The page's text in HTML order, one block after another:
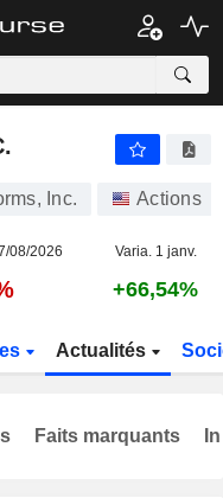
Inc. Actions
08/2026 Varia. 1 janv.
+66,54%
Actualités
Faits marquants